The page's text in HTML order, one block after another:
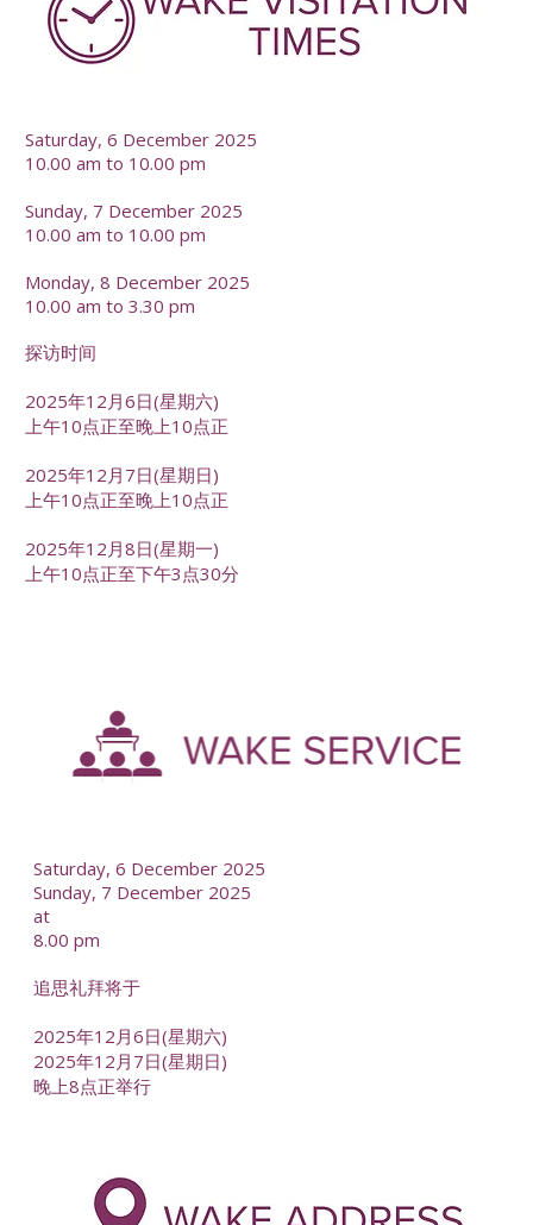
Saturday, 6 December 2025
10.00 am to 10.00 pm
Sunday, 7 December 2025
10.00 am to 10.00 pm
Monday, 8 December 2025
10.00 am to 3.30 pm
探访时间
2025年12月6日(星期六)
上午10点正至晚上10点正
2025年12月7日(星期日)
上午10点正至晚上10点正
2025年12月8日(星期一)
上午10点正至下午3点30分
Saturday, 6 December 2025
Sunday, 7 December 2025
at
8.00 pm
追思礼拜将于
2025年12月6日(星期六)
2025年12月7日(星期日)
晚上8点正举行